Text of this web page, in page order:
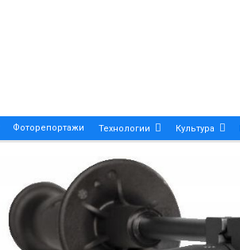
Фоторепортажи Технологии Культура
DATE – A True Symbol Of Elegance And Precision